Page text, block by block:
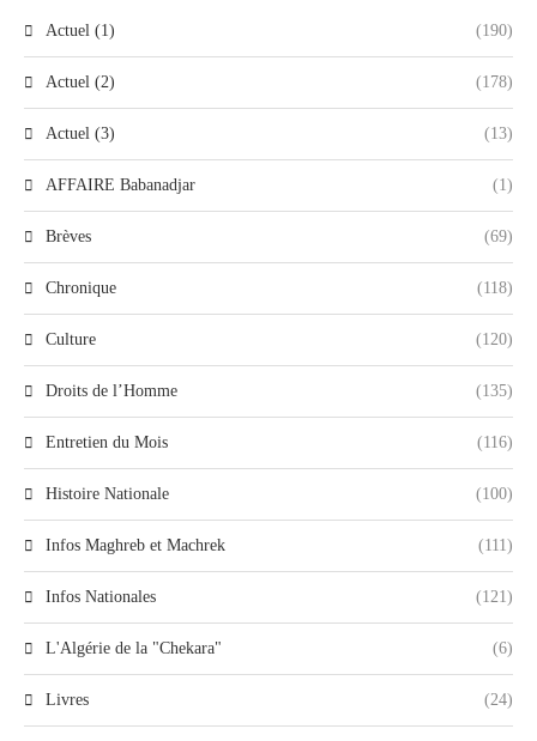
Actuel (1) (190)
Actuel (2) (178)
Actuel (3) (13)
AFFAIRE Babanadjar (1)
Brèves (69)
Chronique (118)
Culture (120)
Droits de l’Homme (135)
Entretien du Mois (116)
Histoire Nationale (100)
Infos Maghreb et Machrek (111)
Infos Nationales (121)
L'Algérie de la "Chekara" (6)
Livres (24)